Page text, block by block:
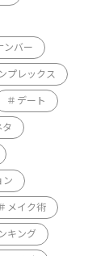
ンバー
プレックス
デート
タ
ン
メイク術
キング